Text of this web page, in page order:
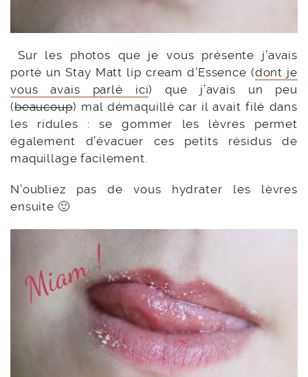
Sur les photos que je vous présente j’avais
porté un Stay Matt lip cream d’Essence (dont je
vous avais parlé ici) que j’avais un peu
(beaucoup) mal démaquillé car il avait filé dans
les ridules : se gommer les lèvres permet
également d’évacuer ces petits résidus de
maquillage facilement.
N’oubliez pas de vous hydrater les lèvres
ensuite 🙂